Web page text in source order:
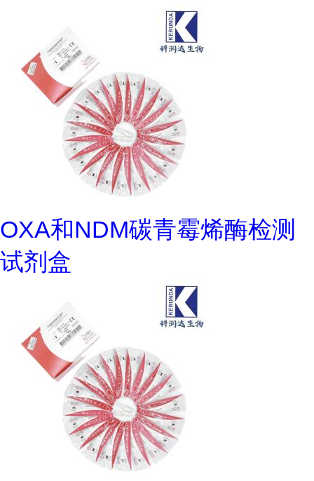
OXA和NDM碳青霉烯酶检测
试剂盒